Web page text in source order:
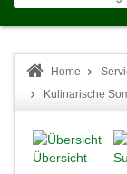
Home
Kulinarische
Übersicht